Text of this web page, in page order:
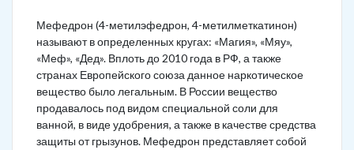
Мефедрон (4-метилэфедрон, 4-метилметкатинон)
называют в определенных кругах: «Магия», «Мяу»,
«Меф», «Дед». Вплоть до 2010 года в РФ, а также
странах Европейского союза данное наркотическое
вещество было легальным. В России вещество
продавалось под видом специальной соли для
ванной, в виде удобрения, а также в качестве средства
защиты от грызунов. Мефедрон представляет собой